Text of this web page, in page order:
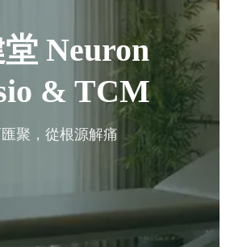
Neuron
& TCM
聚，從根源解痛